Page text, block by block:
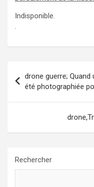
Indisponible.
.
de
l’article
drone guerre;
été photographiée
Rechercher